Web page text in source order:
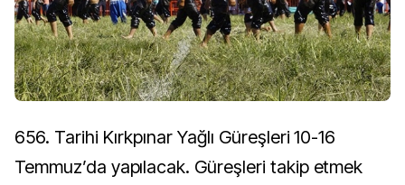
656. Tarihi Kırkpınar Yağlı Güreşleri 10-16
Temmuz’da yapılacak. Güreşleri takip etmek